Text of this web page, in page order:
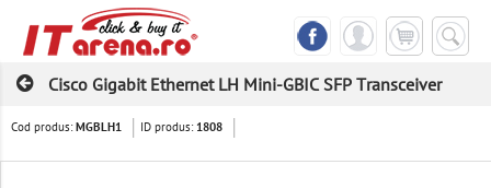
Cisco Gigabit Ethernet LH Mini-GBIC SFP Transceiver
Cod produs: MGBLH1 ID produs: 1808